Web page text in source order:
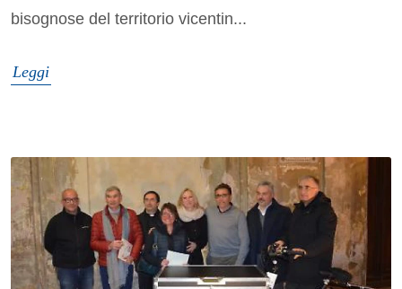
bisognose del territorio vicentin...
Leggi